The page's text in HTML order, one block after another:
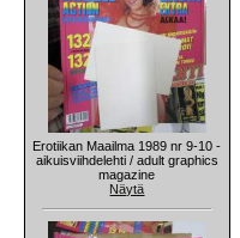
Erotiikan Maailma 1989 nr 9-10 -
aikuisviihdelehti / adult graphics
magazine
Näytä